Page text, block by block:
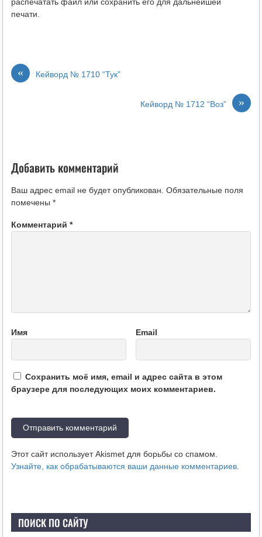
распечатать файл или сохранить его для дальнейшей
печати.
« Кейворд № 1710 “Тук”
»
Кейворд № 1712 “Воз”
Добавить комментарий
Ваш адрес email не будет опубликован. Обязательные поля
помечены *
Комментарий *
Имя Email
Сохранить моё имя, email и адрес сайта в этом
браузере для последующих моих комментариев.
Этот сайт использует Akismet для борьбы со спамом.
Узнайте, как обрабатываются ваши данные комментариев.
ПОИСК ПО САЙТУ